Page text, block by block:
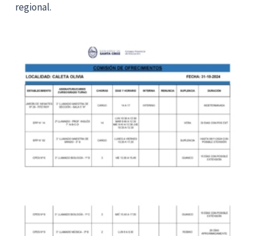
regional.